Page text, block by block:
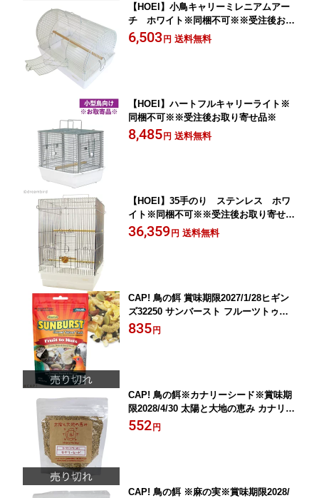
【HOEI】小鳥キャリーミレニアムアー
チ ホワイト※同梱不可※※受注後お取
り寄せ品※
6,503円 送料無料
【HOEI】ハートフルキャリーライト※
同梱不可※※受注後お取り寄せ品※
8,485円 送料無料
【HOEI】35手のり ステンレス ホワ
イト※同梱不可※※受注後お取り寄せ品
※
36,359円 送料無料
CAP! 鳥の餌 賞味期限2027/1/28ヒギン
ズ32250 サンバースト フルーツトゥナ
ッツ 5oz(141.75g)
835円
CAP! 鳥の餌※カナリーシード※賞味期
限2028/4/30 太陽と大地の恵み カナリー
シード 130g
552円
CAP! 鳥の餌 ※麻の実※賞味期限2028/